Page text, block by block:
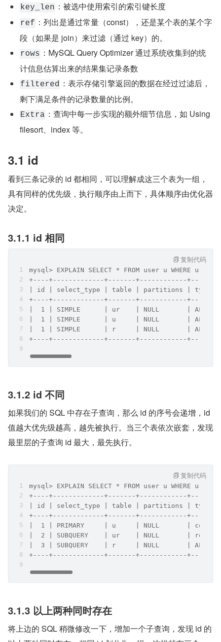
key_len ：被选中使用索引的索引键长度
ref ：列出是通过常量（const），还是某个表的某个字
段（如果是 join）来过滤（通过 key）的。
rows ：MySQL Query Optimizer 通过系统收集到的统
计信息估算出来的结果集记录条数
filtered ：表示存储引擎返回的数据在经过过滤后，
剩下满足条件的记录数量的比例。
Extra ：查询中每一步实现的额外细节信息，如 Using
filesort、index 等。
3.1 id
看到三条记录的 id 都相同，可以理解成这三个表为一组，
具有同样的优先级，执行顺序由上而下，具体顺序由优化器
决定。
3.1.1 id 相同
mysql> EXPLAIN SELECT * FROM user u WHERE
+----+-------------+-------+------------
| id | select_type | table | partitions |
+----+-------------+-------+------------
|  1 | SIMPLE      | ur    | NULL       | ALL
|  1 | SIMPLE      | u     | NULL       | ALL  |
|  1 | SIMPLE      | r     | NULL       | ALL  |
+----+-------------+-------+------------
复制代码
3.1.2 id 不同
如果我们的 SQL 中存在子查询，那么 id 的序号会递增，id
值越大优先级越高，越先被执行。当三个表依次嵌套，发现
最里层的子查询 id 最大，最先执行。
mysql> EXPLAIN SELECT * FROM user u WHERE
+----+-------------+-------+------------
| id | select_type | table | partitions |
+----+-------------+-------+------------
|  1 | PRIMARY     | u     | NULL       |
|  2 | SUBQUERY    | ur    | NULL       | ref
|  3 | SUBQUERY    | r     | NULL       | ALL
+----+-------------+-------+------------
复制代码
3.1.3 以上两种同时存在
将上边的 SQL 稍微修改一下，增加一个子查询，发现 id 的